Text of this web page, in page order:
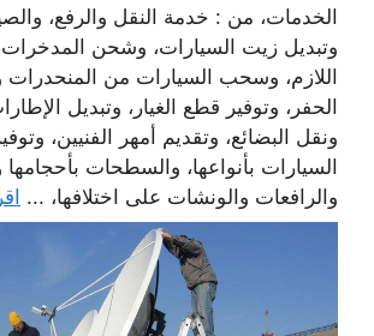
الخدمات، من : خدمة النقل والرفع،
وتبديل زيت السيارات، وشحن المدخرات،
اللازم، وسحب السيارات من المنحدرات
الحفر، وتوفير قطع الغيار، وتبديل
ونقل البضائع، وتقديم أمهر الفنيين،
السيارات بأنواعها، والسطحات بأحجامها
والرافعات والونشات على اختلافها، ...